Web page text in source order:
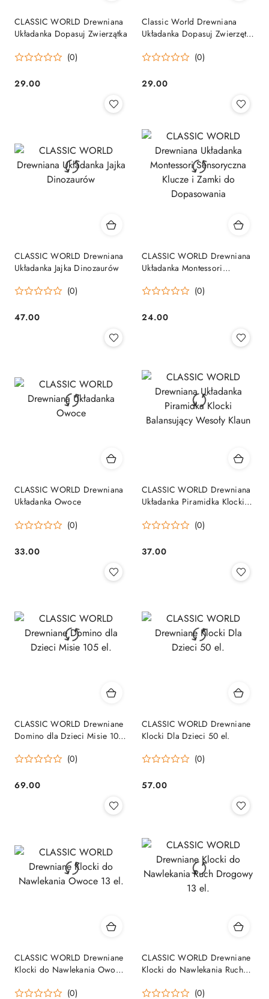
CLASSIC WORLD Drewniana
Układanka Dopasuj Zwierzątka
(0)
Cena:
29.00
Classic World Drewniana
Układanka Dopasuj Zwierzęta
(0)
Cena:
29.00
CLASSIC WORLD Drewniana
Układanka Jajka Dinozaurów
(0)
Cena:
47.00
CLASSIC WORLD Drewniana
Układanka Montessori
do Dopasowania
(0)
Cena:
24.00
CLASSIC WORLD Drewniana
Układanka Owoce
(0)
Cena:
33.00
CLASSIC WORLD Drewniana
Układanka Piramidka Klocki
(0)
Cena:
37.00
CLASSIC WORLD Drewniane
Domino dla Dzieci Misie 105
(0)
Cena:
69.00
CLASSIC WORLD Drewniane
Klocki Dla Dzieci 50 el.
(0)
Cena:
57.00
CLASSIC WORLD Drewniane
Klocki do Nawlekania Owoce
(0)
CLASSIC WORLD Drewniane
Klocki do Nawlekania Ruch
(0)